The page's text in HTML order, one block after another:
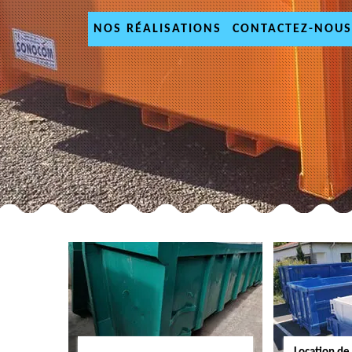
NOS RÉALISATIONS CONTACTEZ-